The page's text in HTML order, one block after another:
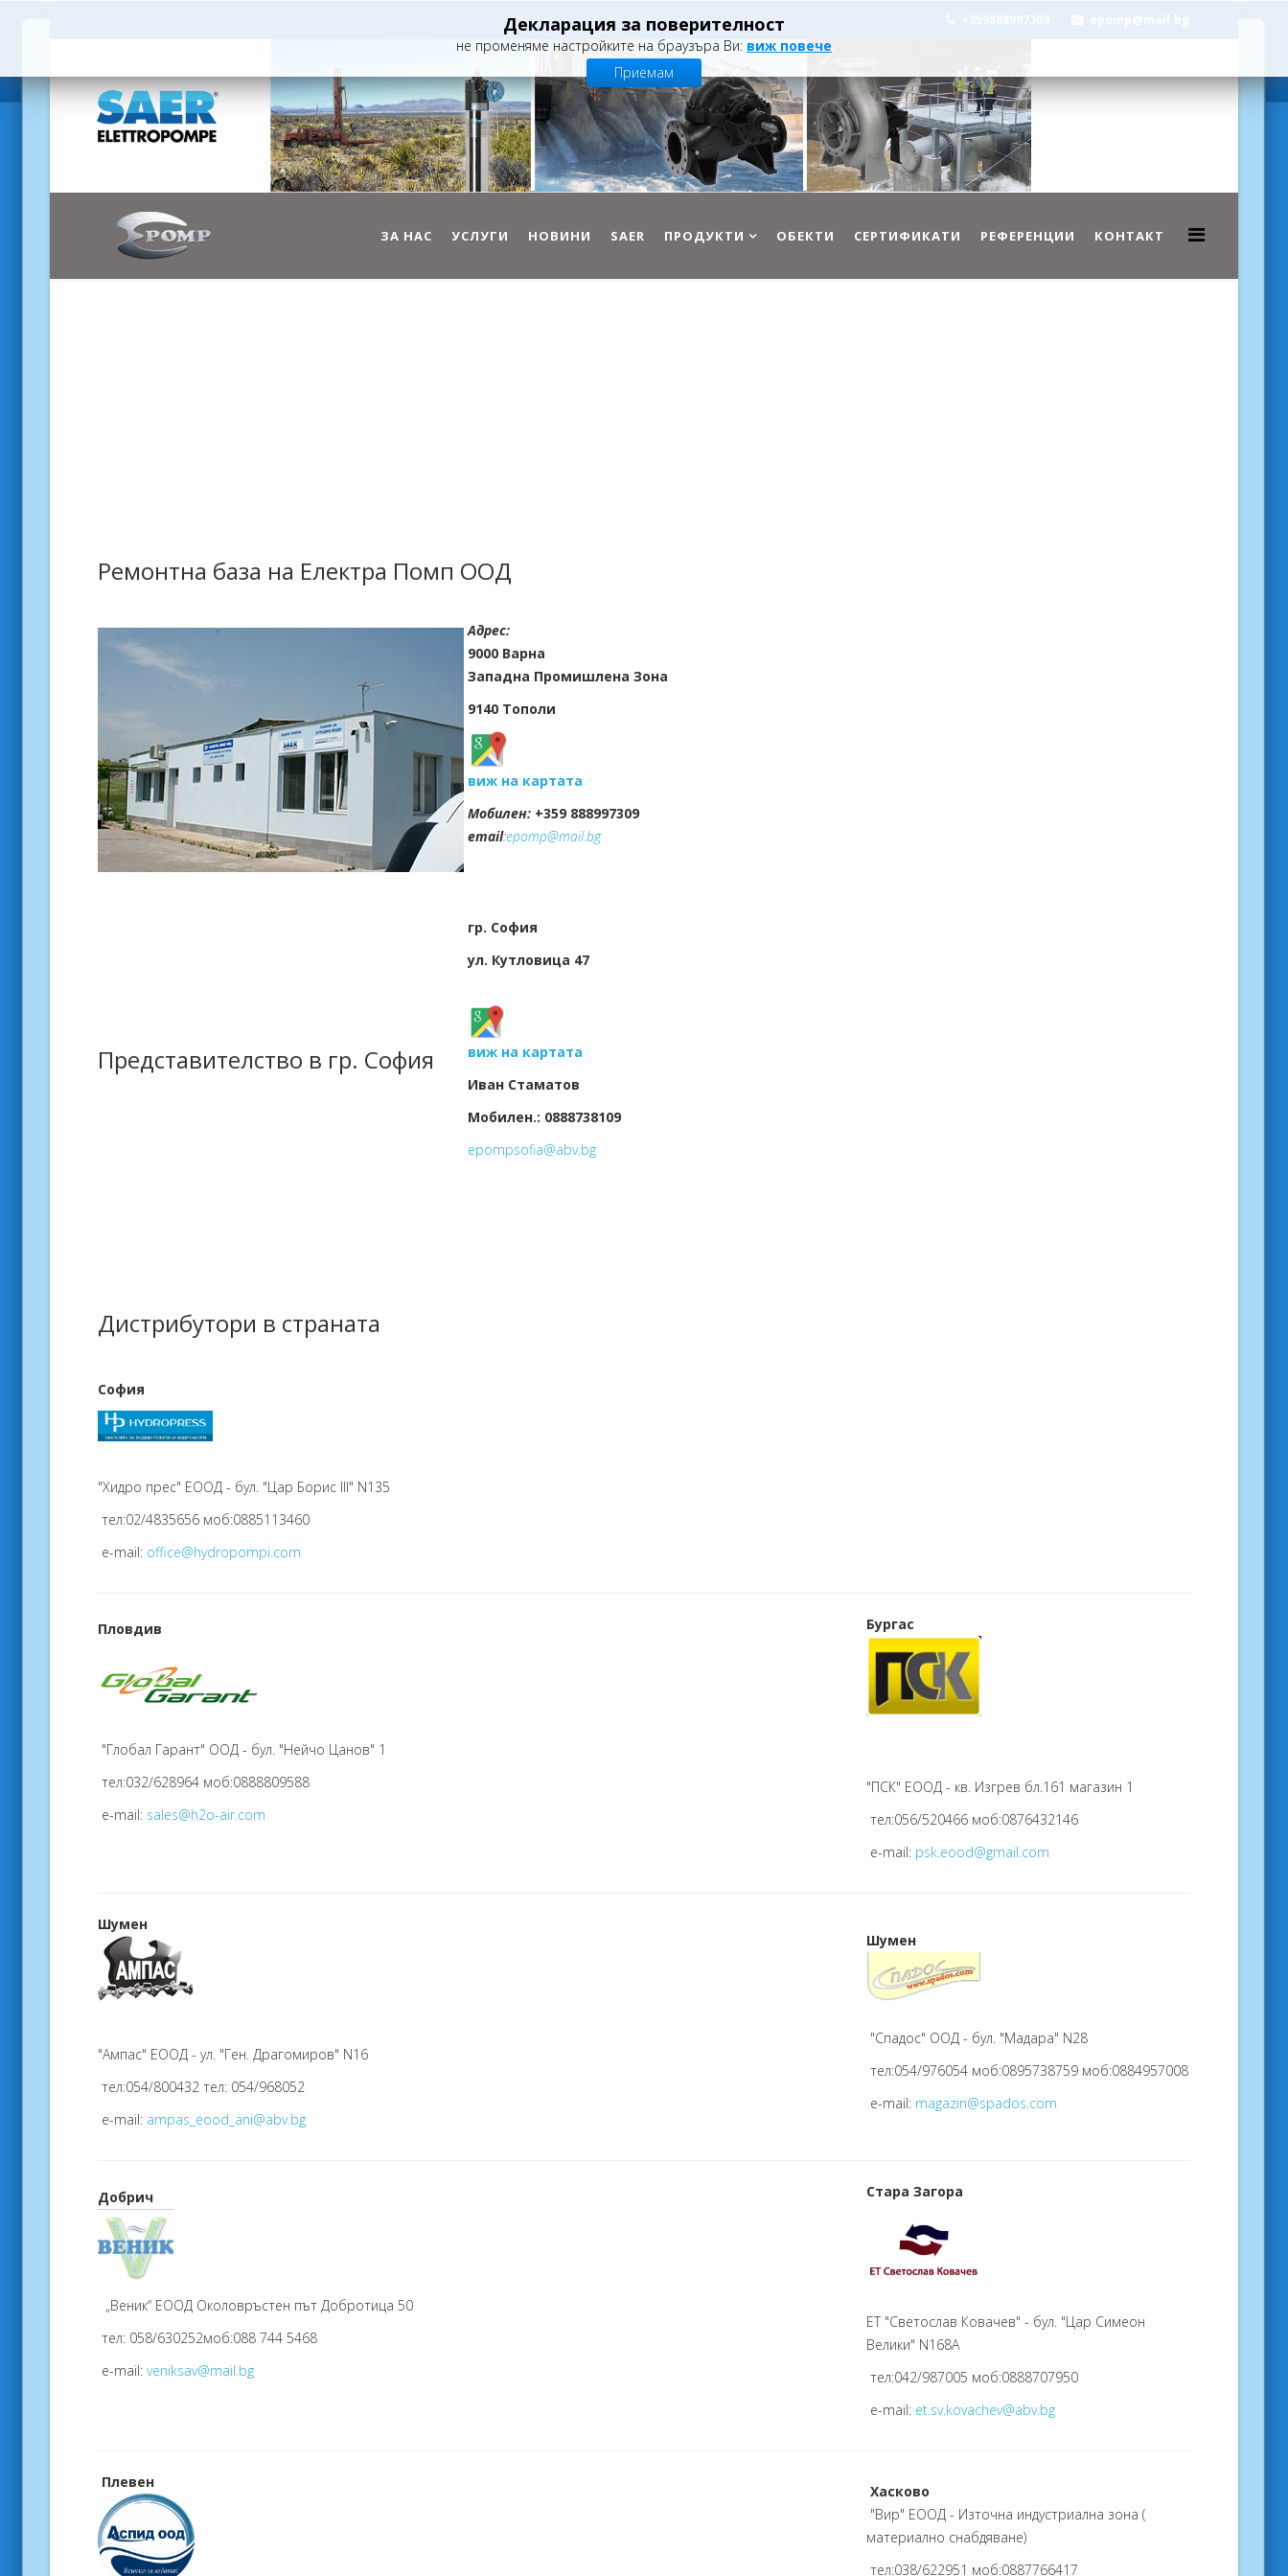
Декларация за поверителност
не променяме настройките на браузъра Ви: виж повече
Приемам
+359888997309 epomp@mail.bg
ЗА НАС УСЛУГИ НОВИНИ SAER ПРОДУКТИ ОБЕКТИ СЕРТИФИКАТИ РЕФЕРЕНЦИИ КОНТАКТ
Ремонтна база на Електра Помп ООД
Адрес:
9000 Варна
Западна Промишлена Зона
9140 Тополи
виж на картата
Мобилен: +359 888997309
email:epomp@mail.bg
Представителство в гр. София
гр. София
ул. Кутловица 47
виж на картата
Иван Стаматов
Мобилен.: 0888738109
epompsofia@abv.bg
Дистрибутори в страната
София
"Хидро прес" ЕООД - бул. "Цар Борис III" N135
тел:02/4835656 моб:0885113460
e-mail: office@hydropompi.com
Пловдив
"Глобал Гарант" ООД - бул. "Нейчо Цанов" 1
тел:032/628964 моб:0888809588
e-mail: sales@h2o-air.com
Бургас
"ПСК" ЕООД - кв. Изгрев бл.161 магазин 1
тел:056/520466 моб:0876432146
e-mail: psk.eood@gmail.com
Шумен
"Ампас" ЕООД - ул. "Ген. Драгомиров" N16
тел:054/800432 тел: 054/968052
e-mail: ampas_eood_ani@abv.bg
Шумен
"Спадос" ООД - бул. "Мадара" N28
тел:054/976054 моб:0895738759 моб:0884957008
e-mail: magazin@spados.com
Добрич
„Веник“ ЕООД Околовръстен път Добротица 50
тел: 058/630252моб:088 744 5468
e-mail: veniksav@mail.bg
Стара Загора
ЕТ "Светослав Ковачев" - бул. "Цар Симеон
Велики" N168А
тел:042/987005 моб:0888707950
e-mail: et.sv.kovachev@abv.bg
Плевен
Хасково
"Вир" ЕООД - Източна индустриална зона (
материално снабдяване)
тел:038/622951 моб:0887766417